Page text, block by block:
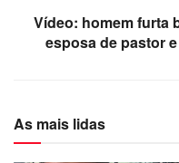
Vídeo: homem furta
esposa de pastor
As mais lidas